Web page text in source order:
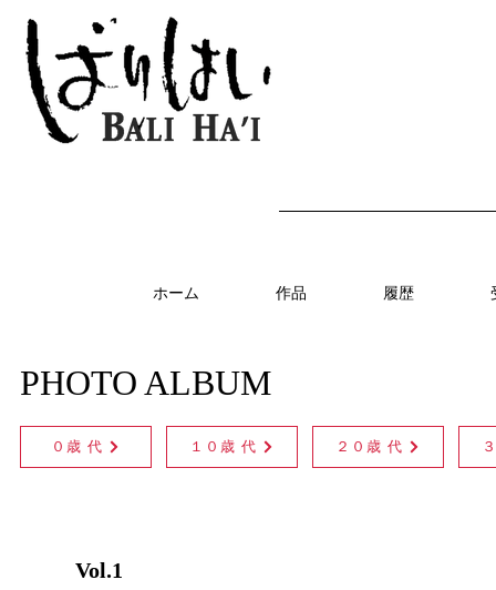
ホーム 作品 履歴
PHOTO ALBUM
０歳 代 １０歳 代 ２０歳 代
Vol.1